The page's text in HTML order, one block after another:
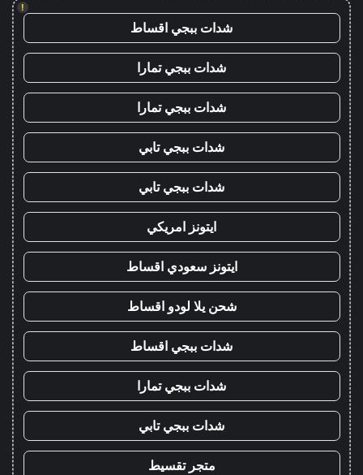
!
شدات ببجي اقساط
شدات ببجي تمارا
شدات ببجي تمارا
شدات ببجي تابي
شدات ببجي تابي
ايتونز امريكي
ايتونز سعودي اقساط
شحن يلا لودو اقساط
شدات ببجي اقساط
شدات ببجي تمارا
شدات ببجي تابي
متجر تقسيط